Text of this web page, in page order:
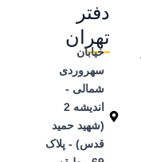
دفتر
تهران
خیابان
سهروردی
شمالی -
اندیشه 2
(شهید حمید
قدس) - پلاک